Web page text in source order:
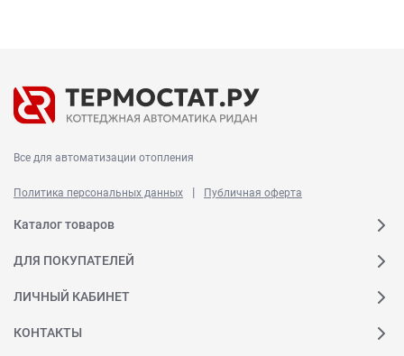
Все для автоматизации отопления
Политика персональных данных | Публичная оферта
Каталог товаров
ДЛЯ ПОКУПАТЕЛЕЙ
ЛИЧНЫЙ КАБИНЕТ
КОНТАКТЫ